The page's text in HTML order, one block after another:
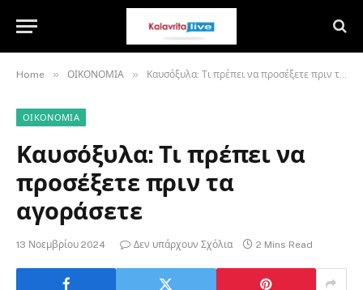
Home » ΟΙΚΟΝΟΜΙΑ » Καυσόξυλα: Τι πρέπει να προσέξετε πριν τα αγοράσετε
ΟΙΚΟΝΟΜΙΑ
Καυσόξυλα: Τι πρέπει να
προσέξετε πριν τα
αγοράσετε
13 Νοεμβρίου 2024 Δεν υπάρχουν Σχόλια 2 Mins Read